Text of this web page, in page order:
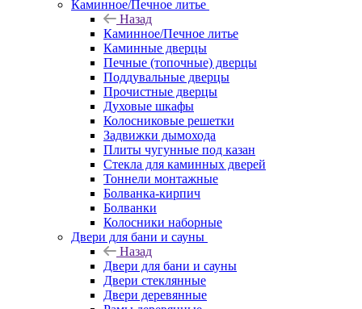
Каминное/Печное литье
Назад
Каминное/Печное литье
Каминные дверцы
Печные (топочные) дверцы
Поддувальные дверцы
Прочистные дверцы
Духовые шкафы
Колосниковые решетки
Задвижки дымохода
Плиты чугунные под казан
Стекла для каминных дверей
Тоннели монтажные
Болванка-кирпич
Болванки
Колосники наборные
Двери для бани и сауны
Назад
Двери для бани и сауны
Двери стеклянные
Двери деревянные